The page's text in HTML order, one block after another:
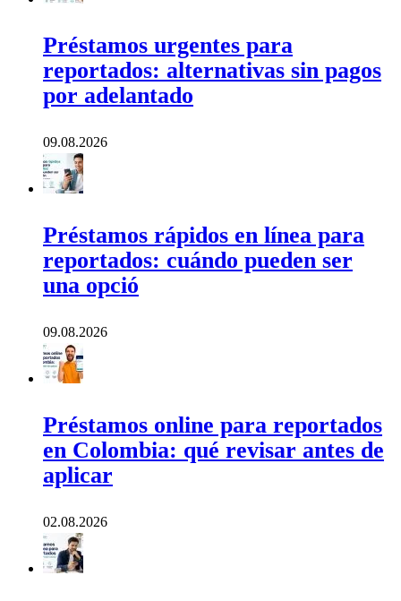
Préstamos urgentes para
reportados: alternativas sin pagos
por adelantado
09.08.2026
Préstamos rápidos en línea para
reportados: cuándo pueden ser
una opció
09.08.2026
Préstamos online para reportados
en Colombia: qué revisar antes de
aplicar
02.08.2026